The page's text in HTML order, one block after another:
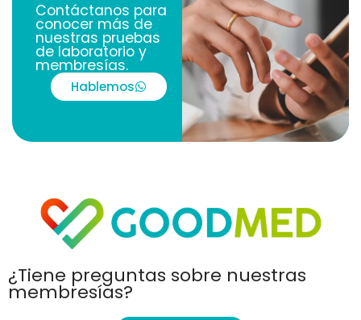
Contáctanos para
conocer más de
nuestras pruebas
de laboratorio y
membresías.
Hablemos
¿Tiene preguntas sobre nuestras
membresías?